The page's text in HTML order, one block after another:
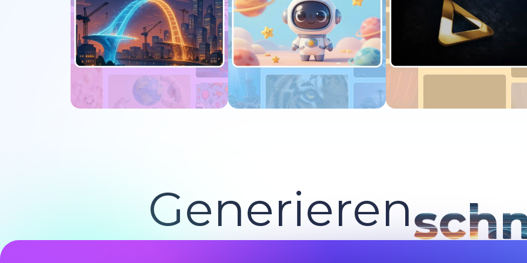
Generieren